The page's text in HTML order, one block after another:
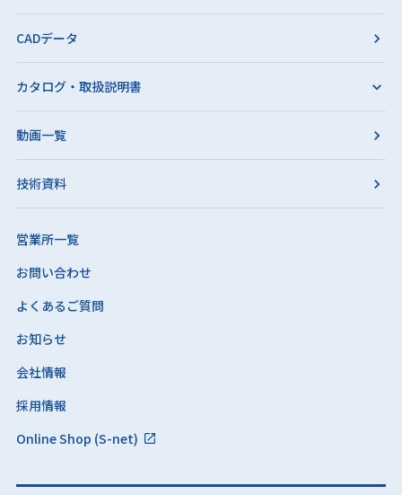
CADデータ
カタログ・取扱説明書
動画一覧
技術資料
営業所一覧
お問い合わせ
よくあるご質問
お知らせ
会社情報
採用情報
Online Shop (S-net)